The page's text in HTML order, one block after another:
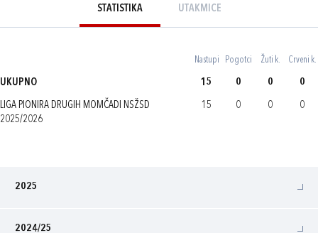
STATISTIKA UTAKMICE
Nastupi Pogotci Žuti k. Crveni k.
UKUPNO 15 0 0 0
LIGA PIONIRA DRUGIH MOMČADI NSŽSD
2025/2026
15 0 0 0
2025
2024/25